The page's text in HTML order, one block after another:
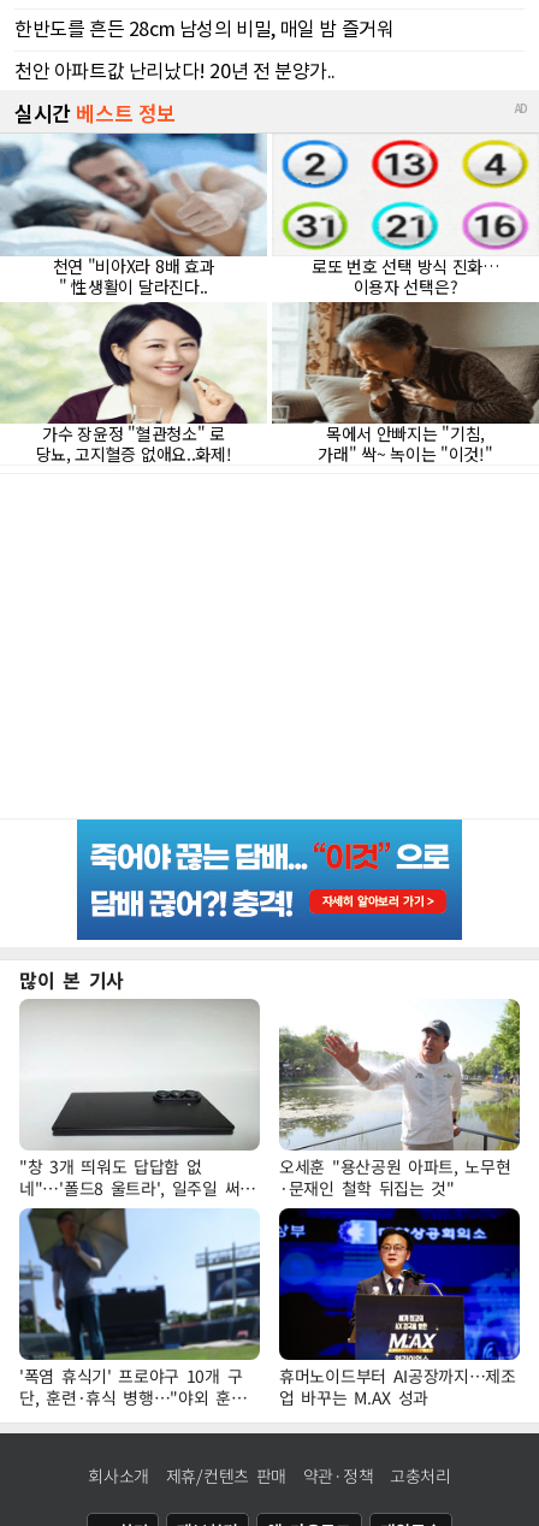
많이 본 기사
"창 3개 띄워도 답답함 없
네"…'폴드8 울트라', 일주일 써보
니
오세훈 "용산공원 아파트, 노무현
·문재인 철학 뒤집는 것"
'폭염 휴식기' 프로야구 10개 구
단, 훈련·휴식 병행…"야외 훈련
해도 안전 최우선"
휴머노이드부터 AI공장까지…제조
업 바꾸는 M.AX 성과
회사소개 제휴/컨텐츠 판매 약관·정책 고충처리